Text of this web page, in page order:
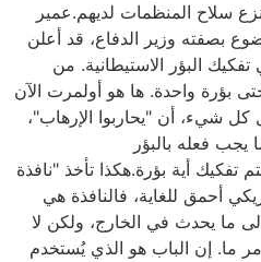
سلاح المنظمات لديهم.عمير
بصفته وزير الدفاع، قد أعلن
تفكيك البؤر الاستيطانية. من
بؤرة واحدة. ها هو أولمرت الآن
كل شيء، أن "يحاربوا الإرهاب"،
فعله بالبؤر
تفكيك أية بؤرة.هكذا تأخذ "نافذة
أحمق للغاية، فالنافذة هي
ما يحدث في الخارج، ولكن لا
ما. إن الباب هو الذي يُستخدم